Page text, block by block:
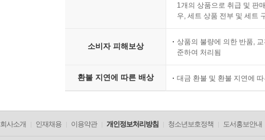
1개의 상품으로 취급 및 판
우, 세트 상품 전부 및 세트
소비자 피해보상
상품의 불량에 의한 반품,
준하여 처리됨
환불 지연에 따른 배상 대금 환불 및 환불 지연에
회사소개 인재채용 이용약관 개인정보처리방침 청소년보호정책 도서홍보안내